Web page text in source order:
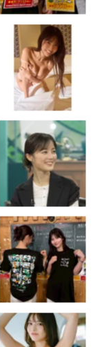
あなたが真犯人
。そこで、真正
人差し指を突き
「ザ・船越」の
れぼれするよう
、昼過ぎからは
昼食休憩をはさ
できて、現場の
だけでなく、こ
たちが崖で撮影
たのだ。
タッフの姿は、
ていいのは現場
ラの向く方向が
タッフは、一斉